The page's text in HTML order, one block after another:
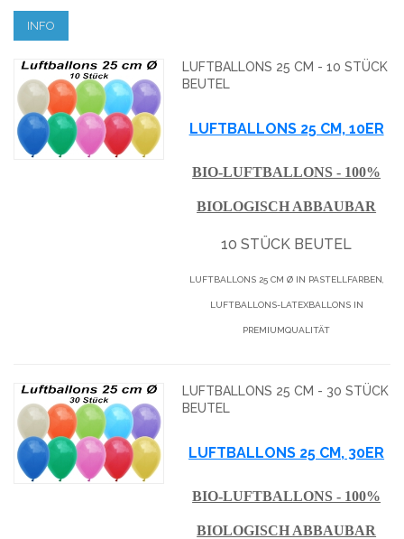
INFO
LUFTBALLONS 25 CM - 10 STÜCK
BEUTEL
LUFTBALLONS 25 CM, 10ER
BIO-LUFTBALLONS - 100%
BIOLOGISCH ABBAUBAR
10 STÜCK BEUTEL
LUFTBALLONS 25 CM Ø IN PASTELLFARBEN,
LUFTBALLONS-LATEXBALLONS IN
PREMIUMQUALITÄT
LUFTBALLONS 25 CM - 30 STÜCK
BEUTEL
LUFTBALLONS 25 CM, 30ER
BIO-LUFTBALLONS - 100%
BIOLOGISCH ABBAUBAR